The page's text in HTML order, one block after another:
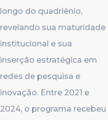
longo do quadriênio,
revelando sua maturidade
institucional e sua
inserção estratégica em
redes de pesquisa e
inovação. Entre 2021 e
2024, o programa recebeu